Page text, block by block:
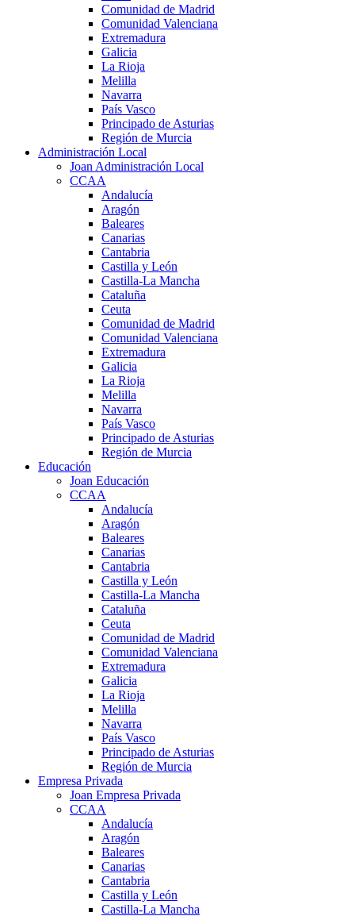
Comunidad de Madrid
Comunidad Valenciana
Extremadura
Galicia
La Rioja
Melilla
Navarra
País Vasco
Principado de Asturias
Región de Murcia
Administración Local
Joan Administración Local
CCAA
Andalucía
Aragón
Baleares
Canarias
Cantabria
Castilla y León
Castilla-La Mancha
Cataluña
Ceuta
Comunidad de Madrid
Comunidad Valenciana
Extremadura
Galicia
La Rioja
Melilla
Navarra
País Vasco
Principado de Asturias
Región de Murcia
Educación
Joan Educación
CCAA
Andalucía
Aragón
Baleares
Canarias
Cantabria
Castilla y León
Castilla-La Mancha
Cataluña
Ceuta
Comunidad de Madrid
Comunidad Valenciana
Extremadura
Galicia
La Rioja
Melilla
Navarra
País Vasco
Principado de Asturias
Región de Murcia
Empresa Privada
Joan Empresa Privada
CCAA
Andalucía
Aragón
Baleares
Canarias
Cantabria
Castilla y León
Castilla-La Mancha